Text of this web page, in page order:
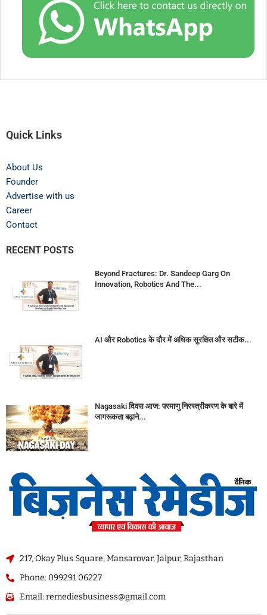
Quick Links
About Us
Founder
Advertise with us
Career
Contact
RECENT POSTS
Beyond Fractures: Dr. Sandeep Garg On
Innovation, Robotics And The...
AI और Robotics के दौर में अधिक सुरक्षित और सटीक...
Nagasaki दिवस आज: परमाणु निरस्त्रीकरण के बारे में
जागरूकता बढ़ाने...
217, Okay Plus Square, Mansarovar, Jaipur, Rajasthan
Phone: 099291 06227
Email: remediesbusiness@gmail.com